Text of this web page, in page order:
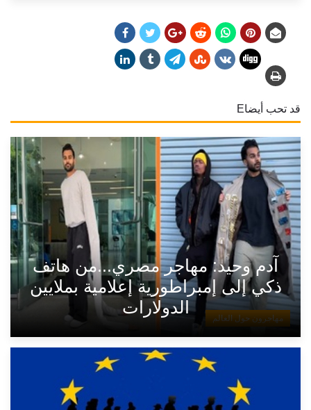
قد تحب أيضاE
مهاجرون حول العالم
آدم وحيد: مهاجر مصري...من هاتف
ذكي إلى إمبراطورية إعلامية بملايين
الدولارات